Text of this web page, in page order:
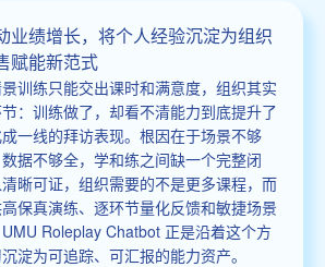
业绩增长，将个人经验沉淀为组织
赋能新范式
训练只能交出课时和满意度，组织其实
：训练做了，却看不清能力到底提升了
一线的拜访表现。根因在于场景不够
据不够全，学和练之间缺一个完整闭
晰可证，组织需要的不是更多课程，而
保真演练、逐环节量化反馈和敏捷场景
Roleplay Chatbot 正是沿着这个方
淀为可追踪、可汇报的能力资产。